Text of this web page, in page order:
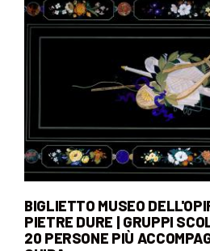
BIGLIETTO MUSEO
PIETRE DURE | GRUPPI
20 PERSONE PIÙ